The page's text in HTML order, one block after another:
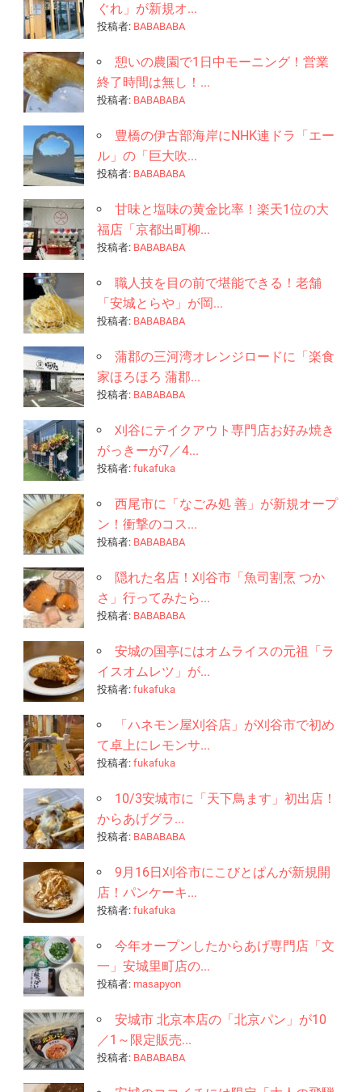
ぐれ」が新規オ...
投稿者: BABABABA
憩いの農園で1日中モーニング！営業
終了時間は無し！...
投稿者: BABABABA
豊橋の伊古部海岸にNHK連ドラ「エー
ル」の「巨大吹...
投稿者: BABABABA
甘味と塩味の黄金比率！楽天1位の大
福店「京都出町柳...
投稿者: BABABABA
職人技を目の前で堪能できる！老舗
「安城とらや」が岡...
投稿者: BABABABA
蒲郡の三河湾オレンジロードに「楽食
家ほろほろ 蒲郡...
投稿者: BABABABA
刈谷にテイクアウト専門店お好み焼き
がっきーが7／4...
投稿者: fukafuka
西尾市に「なごみ処 善」が新規オープ
ン！衝撃のコス...
投稿者: BABABABA
隠れた名店！刈谷市「魚司割烹 つか
さ」行ってみたら...
投稿者: BABABABA
安城の国亭にはオムライスの元祖「ラ
イスオムレツ」が...
投稿者: fukafuka
「ハネモン屋刈谷店」が刈谷市で初め
て卓上にレモンサ...
投稿者: fukafuka
10/3安城市に「天下鳥ます」初出店！
からあげグラ...
投稿者: BABABABA
9月16日刈谷市にこびとぱんが新規開
店！パンケーキ...
投稿者: fukafuka
今年オープンしたからあげ専門店「文
一」安城里町店の...
投稿者: masapyon
安城市 北京本店の「北京パン」が10
／1～限定販売...
投稿者: BABABABA